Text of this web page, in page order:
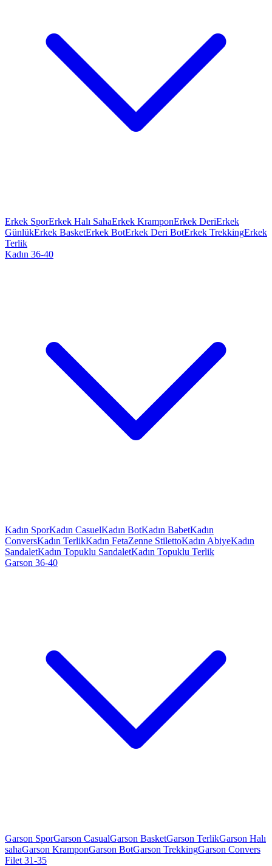
Erkek SporErkek Halı SahaErkek KramponErkek DeriErkek
GünlükErkek BasketErkek BotErkek Deri BotErkek TrekkingErkek
Terlik
Kadın 36-40
Kadın SporKadın CasuelKadın BotKadın BabetKadın
ConversKadın TerlikKadın FetaZenne StilettoKadın AbiyeKadın
SandaletKadın Topuklu SandaletKadın Topuklu Terlik
Garson 36-40
Garson SporGarson CasualGarson BasketGarson TerlikGarson Halı
sahaGarson KramponGarson BotGarson TrekkingGarson Convers
Filet 31-35